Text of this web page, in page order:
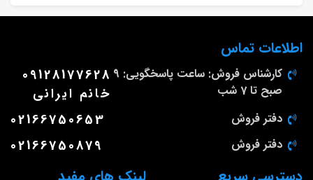
اطلاعات تماس
کارشناس فروش: ساعت پاسخگویی: 9
صبح تا 7 شب
09128177628
خانم ایرانی
دفتر فروش 02166750653
دفتر فروش 02166750879